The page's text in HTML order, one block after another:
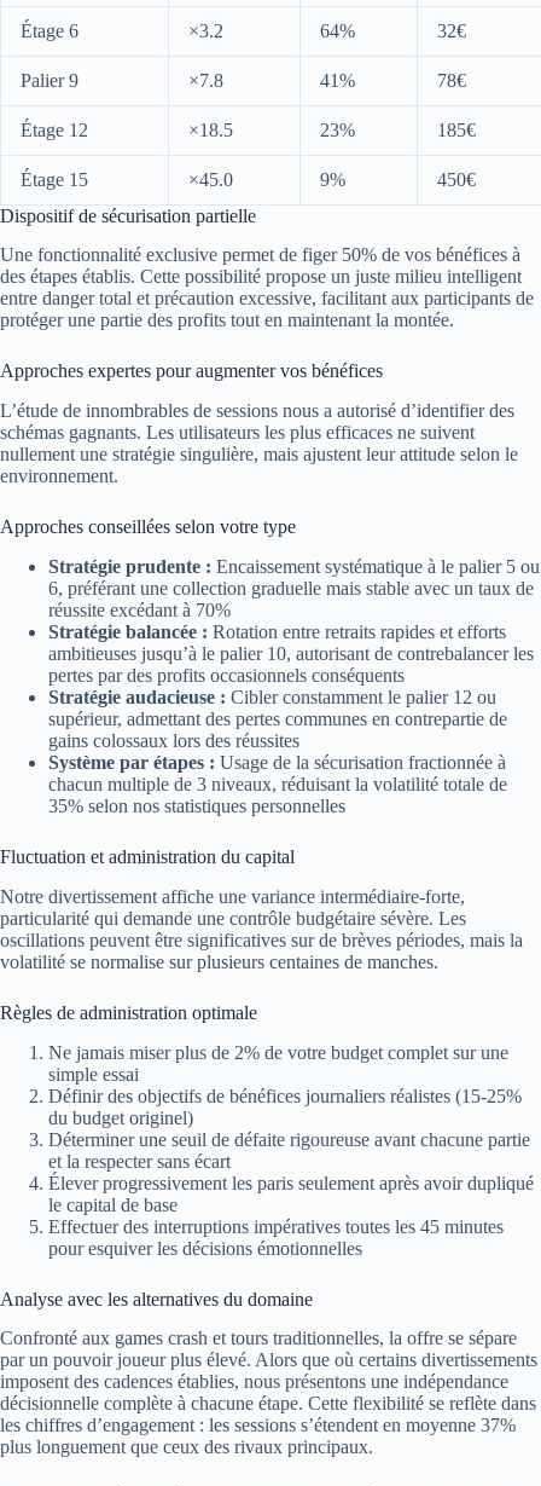
Étage 6 ×3.2 64% 32€
Palier 9 ×7.8 41% 78€
Étage 12 ×18.5 23% 185€
Étage 15 ×45.0 9%
450€
Dispositif de sécurisation partielle
Une fonctionnalité exclusive permet de figer 50% de vos bénéfices à
des étapes établis. Cette possibilité propose un juste milieu intelligent
entre danger total et précaution excessive, facilitant aux participants de
protéger une partie des profits tout en maintenant la montée.
Approches expertes pour augmenter vos bénéfices
L’étude de innombrables de sessions nous a autorisé d’identifier des
schémas gagnants. Les utilisateurs les plus efficaces ne suivent
nullement une stratégie singulière, mais ajustent leur attitude selon le
environnement.
Approches conseillées selon votre type
Stratégie prudente : Encaissement systématique à le palier 5 ou
6, préférant une collection graduelle mais stable avec un taux de
réussite excédant à 70%
Stratégie balancée : Rotation entre retraits rapides et efforts
ambitieuses jusqu’à le palier 10, autorisant de contrebalancer les
pertes par des profits occasionnels conséquents
Stratégie audacieuse : Cibler constamment le palier 12 ou
supérieur, admettant des pertes communes en contrepartie de
gains colossaux lors des réussites
Système par étapes : Usage de la sécurisation fractionnée à
chacun multiple de 3 niveaux, réduisant la volatilité totale de
35% selon nos statistiques personnelles
Fluctuation et administration du capital
Notre divertissement affiche une variance intermédiaire-forte,
particularité qui demande une contrôle budgétaire sévère. Les
oscillations peuvent être significatives sur de brèves périodes, mais la
volatilité se normalise sur plusieurs centaines de manches.
Règles de administration optimale
Ne jamais miser plus de 2% de votre budget complet sur une
simple essai
Définir des objectifs de bénéfices journaliers réalistes (15-25%
du budget originel)
Déterminer une seuil de défaite rigoureuse avant chacune partie
et la respecter sans écart
Élever progressivement les paris seulement après avoir dupliqué
le capital de base
Effectuer des interruptions impératives toutes les 45 minutes
pour esquiver les décisions émotionnelles
Analyse avec les alternatives du domaine
Confronté aux games crash et tours traditionnelles, la offre se sépare
par un pouvoir joueur plus élevé. Alors que où certains divertissements
imposent des cadences établies, nous présentons une indépendance
décisionnelle complète à chacune étape. Cette flexibilité se reflète dans
les chiffres d’engagement : les sessions s’étendent en moyenne 37%
plus longuement que ceux des rivaux principaux.